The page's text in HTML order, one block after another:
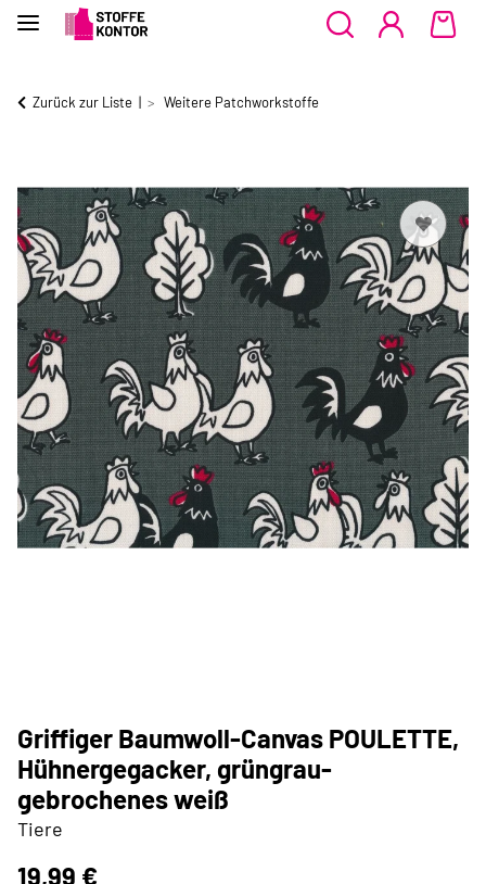
Zurück zur Liste Weitere Patchworkstoffe
Griffiger Baumwoll-Canvas POULETTE,
Hühnergegacker, grüngrau-
gebrochenes weiß
Tiere
19,99 €